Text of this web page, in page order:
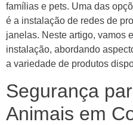
famílias e pets. Uma das
é a instalação de redes de
janelas. Neste artigo, vamos
instalação, abordando
a variedade de produtos
Segurança
Animais em